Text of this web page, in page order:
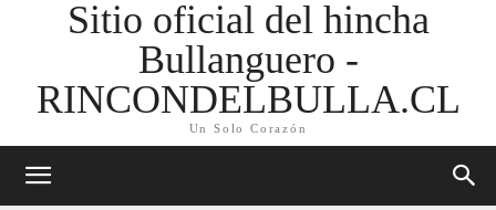
Sitio oficial del hincha
Bullanguero -
RINCONDELBULLA.CL
Un Solo Corazón